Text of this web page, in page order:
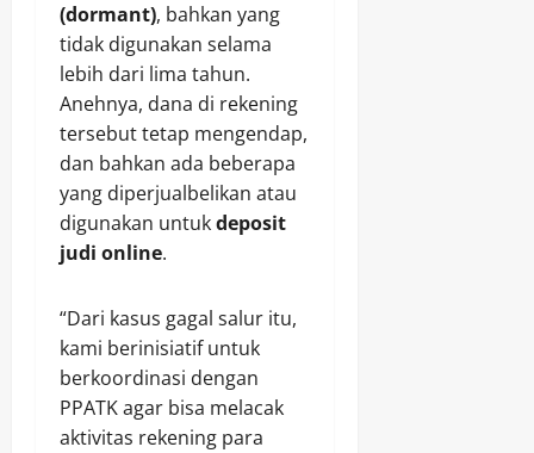
(dormant), bahkan yang
tidak digunakan selama
lebih dari lima tahun.
Anehnya, dana di rekening
tersebut tetap mengendap,
dan bahkan ada beberapa
yang diperjualbelikan atau
digunakan untukdeposit
judi online.
“Dari kasus gagal salur itu,
kami berinisiatif untuk
berkoordinasi dengan
PPATK agar bisa melacak
aktivitas rekening para